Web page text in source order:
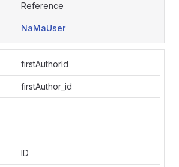
Reference
NaMaUser
firstAuthorId
firstAuthor_id
ID